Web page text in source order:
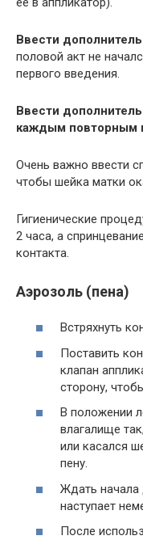
Ввести
половой акт не
первого введения.
Ввести
каждым повторным
Очень важно ввести
чтобы шейка матки
Гигиенические
2 часа, а
контакта.
Аэрозоль (пена)
Встряхнуть
Поставить
клапан
сторону,
В положении
влагалище
или касался
пену.
Ждать начала
наступает
После